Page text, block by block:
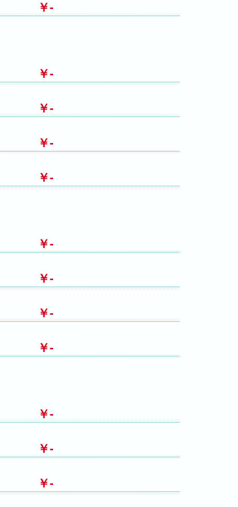
￥-
￥-
￥-
￥-
￥-
￥-
￥-
￥-
￥-
￥-
￥-
￥-